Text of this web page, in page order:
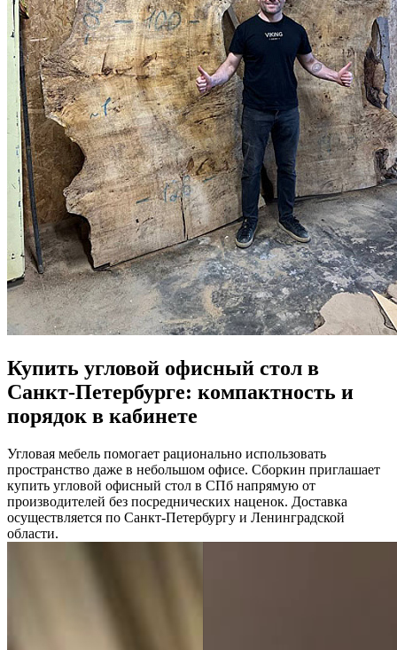
Купить угловой офисный стол в
Санкт-Петербурге: компактность и
порядок в кабинете
Угловая мебель помогает рационально использовать
пространство даже в небольшом офисе. Сборкин приглашает
купить угловой офисный стол в СПб напрямую от
производителей без посреднических наценок. Доставка
осуществляется по Санкт-Петербургу и Ленинградской
области.